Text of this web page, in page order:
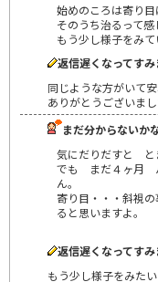
始めのころは寄り目
そのうち治るって感
もう少し様子をみて
返信遅くなってす
同じような方がいて
ありがとうございま
まだ分からないかな
気にだりだすと と
でも まだ４ヶ月
ん。
寄り目・・・斜視
ると思いますよ。
返信遅くなってす
もう少し様子をみた